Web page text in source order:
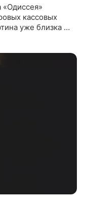
кассовых
уже близка к